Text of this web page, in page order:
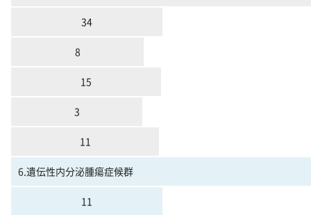
34
8
15
3
11
6.遺伝性内分泌腫瘍症候群
11